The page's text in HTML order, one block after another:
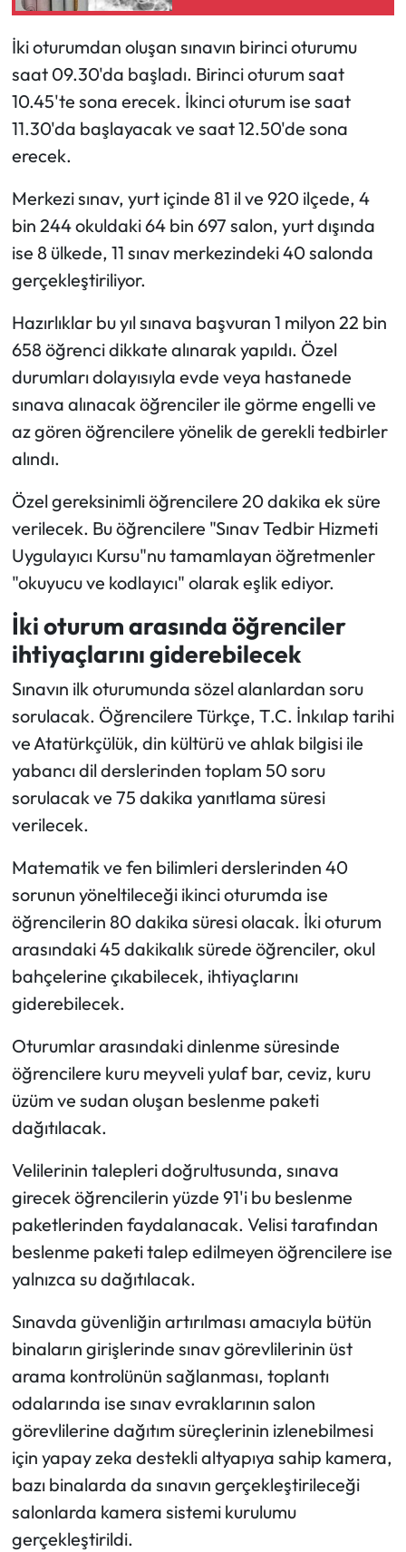
İki oturumdan oluşan sınavın birinci oturumu
saat 09.30'da başladı. Birinci oturum saat
10.45'te sona erecek. İkinci oturum ise saat
11.30'da başlayacak ve saat 12.50'de sona
erecek.
Merkezi sınav, yurt içinde 81 il ve 920 ilçede, 4
bin 244 okuldaki 64 bin 697 salon, yurt dışında
ise 8 ülkede, 11 sınav merkezindeki 40 salonda
gerçekleştiriliyor.
Hazırlıklar bu yıl sınava başvuran 1 milyon 22 bin
658 öğrenci dikkate alınarak yapıldı. Özel
durumları dolayısıyla evde veya hastanede
sınava alınacak öğrenciler ile görme engelli ve
az gören öğrencilere yönelik de gerekli tedbirler
alındı.
Özel gereksinimli öğrencilere 20 dakika ek süre
verilecek. Bu öğrencilere "Sınav Tedbir Hizmeti
Uygulayıcı Kursu"nu tamamlayan öğretmenler
"okuyucu ve kodlayıcı" olarak eşlik ediyor.
İki oturum arasında öğrenciler
ihtiyaçlarını giderebilecek
Sınavın ilk oturumunda sözel alanlardan soru
sorulacak. Öğrencilere Türkçe, T.C. İnkılap tarihi
ve Atatürkçülük, din kültürü ve ahlak bilgisi ile
yabancı dil derslerinden toplam 50 soru
sorulacak ve 75 dakika yanıtlama süresi
verilecek.
Matematik ve fen bilimleri derslerinden 40
sorunun yöneltileceği ikinci oturumda ise
öğrencilerin 80 dakika süresi olacak. İki oturum
arasındaki 45 dakikalık sürede öğrenciler, okul
bahçelerine çıkabilecek, ihtiyaçlarını
giderebilecek.
Oturumlar arasındaki dinlenme süresinde
öğrencilere kuru meyveli yulaf bar, ceviz, kuru
üzüm ve sudan oluşan beslenme paketi
dağıtılacak.
Velilerinin talepleri doğrultusunda, sınava
girecek öğrencilerin yüzde 91'i bu beslenme
paketlerinden faydalanacak. Velisi tarafından
beslenme paketi talep edilmeyen öğrencilere ise
yalnızca su dağıtılacak.
Sınavda güvenliğin artırılması amacıyla bütün
binaların girişlerinde sınav görevlilerinin üst
arama kontrolünün sağlanması, toplantı
odalarında ise sınav evraklarının salon
görevlilerine dağıtım süreçlerinin izlenebilmesi
için yapay zeka destekli altyapıya sahip kamera,
bazı binalarda da sınavın gerçekleştirileceği
salonlarda kamera sistemi kurulumu
gerçekleştirildi.